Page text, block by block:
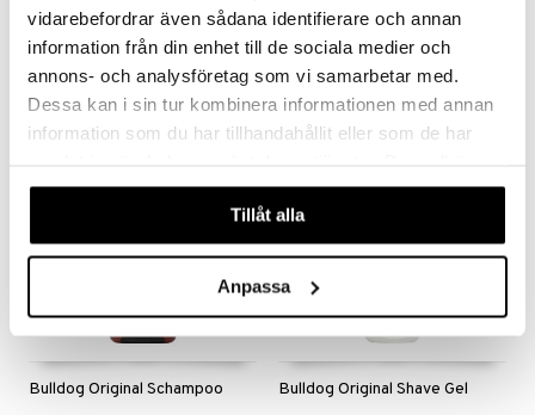
vidarebefordrar även sådana identifierare och annan
information från din enhet till de sociala medier och
annons- och analysföretag som vi samarbetar med.
Dessa kan i sin tur kombinera informationen med annan
information som du har tillhandahållit eller som de har
våra cookies vid fortsatt användande av vår webbplats.
Tillåt alla
Anpassa
BULLDOG
Bulldogs ansigtsvask til tør og normal hud
69 kr.
BULLDOG
99 kr.
Bulldog Original Schampoo Bulldog Original Shave Gel